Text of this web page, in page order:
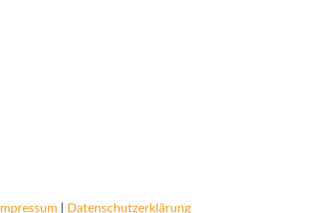
Impressum| Datenschutzerklärung